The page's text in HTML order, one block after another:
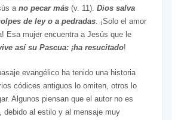
a no pecar más(v. 11). Dios salva
de ley o a pedradas. ¡Solo el amor
Esa mujer encuentra a Jesús que le
así su Pascua: ¡ha resucitado!
evangélico ha tenido una historia
códices antiguos lo omiten, otros lo
Algunos piensan que el autor no es
debido al estilo y al mensaje muy